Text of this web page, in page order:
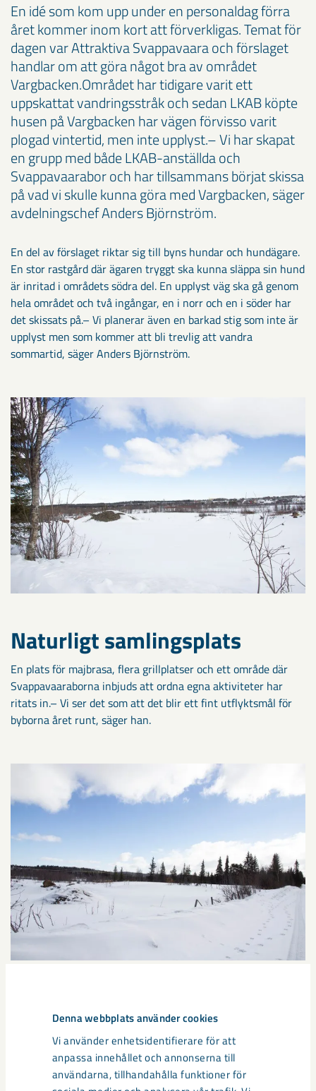
Denna webbplats använder cookies
Vi använder enhetsidentifierare för att
anpassa innehållet och annonserna till
användarna, tillhandahålla funktioner för
En idé som kom upp under en personaldag förra
året kommer inom kort att förverkligas. Temat för
dagen var Attraktiva Svappavaara och förslaget
handlar om att göra något bra av området
Vargbacken.Området har tidigare varit ett
uppskattat vandringsstråk och sedan LKAB köpte
husen på Vargbacken har vägen förvisso varit
plogad vintertid, men inte upplyst.– Vi har skapat
en grupp med både LKAB-anställda och
Svappavaarabor och har tillsammans börjat skissa
på vad vi skulle kunna göra med Vargbacken, säger
avdelningschef Anders Björnström.
En del av förslaget riktar sig till byns hundar och hundägare.
En stor rastgård där ägaren tryggt ska kunna släppa sin hund
är inritad i områdets södra del. En upplyst väg ska gå genom
hela området och två ingångar, en i norr och en i söder har
det skissats på.– Vi planerar även en barkad stig som inte är
upplyst men som kommer att bli trevlig att vandra
sommartid, säger Anders Björnström.
Naturligt samlingsplats
En plats för majbrasa, flera grillplatser och ett område där
Svappavaaraborna inbjuds att ordna egna aktiviteter har
ritats in.– Vi ser det som att det blir ett fint utflyktsmål för
byborna året runt, säger han.
Ny matsal och upprustning av
infrastruktur
I anslutning till området finns även planer på att bygga en ny
matsal då den gamla, som kallas Gruvköket, endast byggdes